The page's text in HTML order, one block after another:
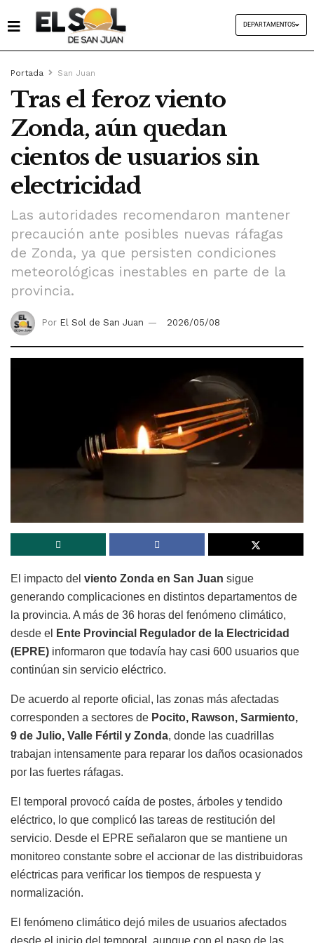
DEPARTAMENTOS
Portada San Juan
Tras el feroz viento
Zonda, aún quedan
cientos de usuarios sin
electricidad
Las autoridades recomendaron mantener
precaución ante posibles nuevas ráfagas
de Zonda, ya que persisten condiciones
meteorológicas inestables en parte de la
provincia.
Por El Sol de San Juan 2026/05/08
El impacto del viento Zonda en San Juan sigue
generando complicaciones en distintos departamentos de
la provincia. A más de 36 horas del fenómeno climático,
desde el
Ente Provincial Regulador de la Electricidad
(EPRE) informaron que todavía hay casi 600 usuarios que
continúan sin servicio eléctrico.
De acuerdo al reporte oficial, las zonas más afectadas
corresponden a sectores de Pocito, Rawson, Sarmiento,
9 de Julio, Valle Fértil y Zonda, donde las cuadrillas
trabajan intensamente para reparar los daños ocasionados
por las fuertes ráfagas.
El temporal provocó caída de postes, árboles y tendido
eléctrico, lo que complicó las tareas de restitución del
servicio. Desde el EPRE señalaron que se mantiene un
monitoreo constante sobre el accionar de las distribuidoras
eléctricas para verificar los tiempos de respuesta y
normalización.
El fenómeno climático dejó miles de usuarios afectados
desde el inicio del temporal, aunque con el paso de las